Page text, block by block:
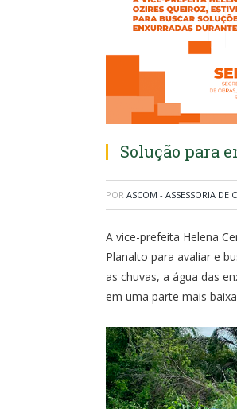
Solução para
POR ASCOM - ASSESSORIA DE
A vice-prefeita Helena
Planalto para avaliar e
as chuvas, a água das
em uma parte mais